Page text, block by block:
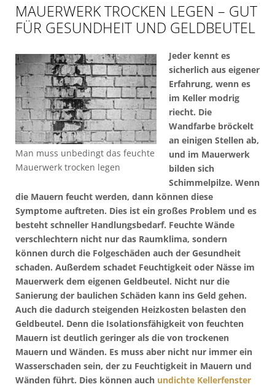
MAUERWERK TROCKEN LEGEN – GUT
FÜR GESUNDHEIT UND GELDBEUTEL
Man muss unbedingt das feuchte
Mauerwerk trocken legen
Jeder kennt es
sicherlich aus eigener
Erfahrung, wenn es
im Keller modrig
riecht. Die
Wandfarbe bröckelt
an einigen Stellen ab,
und im Mauerwerk
bilden sich
Schimmelpilze. Wenn
die Mauern feucht werden, dann können diese
Symptome auftreten. Dies ist ein großes Problem und es
besteht schneller Handlungsbedarf. Feuchte Wände
verschlechtern nicht nur das Raumklima, sondern
können durch die Folgeschäden auch der Gesundheit
schaden. Außerdem schadet Feuchtigkeit oder Nässe im
Mauerwerk dem eigenen Geldbeutel. Nicht nur die
Sanierung der baulichen Schäden kann ins Geld gehen.
Auch die dadurch steigenden Heizkosten belasten den
Geldbeutel. Denn die Isolationsfähigkeit von feuchten
Mauern ist deutlich geringer als die von trockenen
Mauern und Wänden. Es muss aber nicht nur immer ein
Wasserschaden sein, der zu Feuchtigkeit in Mauern und
Wänden führt. Dies können auch undichte Kellerfenster